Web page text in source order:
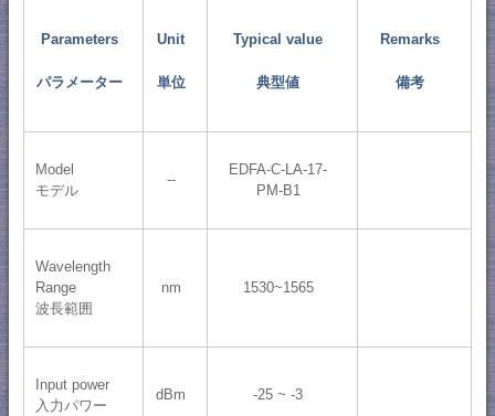
Parameters
パラメーター
Unit
単位
Typical value
典型値
Remarks
備考
Model
モデル
--
EDFA-C-LA-17-
PM-B1
Wavelength
Range
波長範囲
nm 1530~1565
Input power
入力パワー
dBm -25 ~ -3